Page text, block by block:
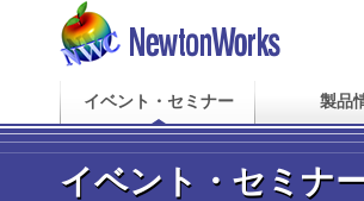
イベント・セミナー 製品
イベント・セミナ